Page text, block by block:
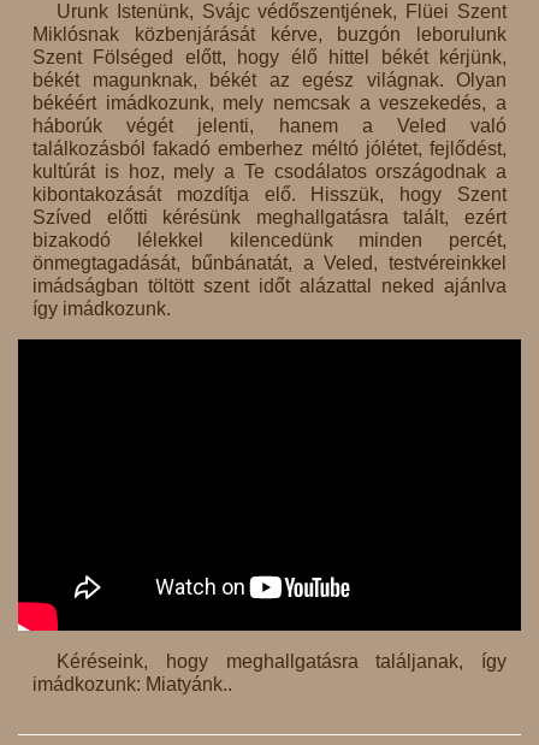
Urunk Istenünk, Svájc védőszentjének, Flüei Szent
Miklósnak közbenjárását kérve, buzgón leborulunk
Szent Fölséged előtt, hogy élő hittel békét kérjünk,
békét magunknak, békét az egész világnak. Olyan
békéért imádkozunk, mely nemcsak a veszekedés, a
háborúk végét jelenti, hanem a Veled való
találkozásból fakadó emberhez méltó jólétet, fejlődést,
kultúrát is hoz, mely a Te csodálatos országodnak a
kibontakozását mozdítja elő. Hisszük, hogy Szent
Szíved előtti kérésünk meghallgatásra talált, ezért
bizakodó lélekkel kilencedünk minden percét,
önmegtagadását, bűnbánatát, a Veled, testvéreinkkel
imádságban töltött szent időt alázattal neked ajánlva
így imádkozunk.
Kéréseink, hogy meghallgatásra találjanak, így
imádkozunk: Miatyánk..